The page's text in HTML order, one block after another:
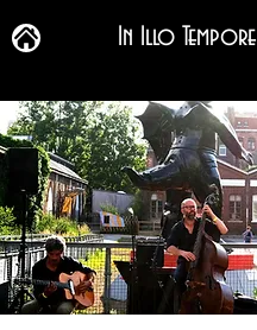
In Illo Tempore